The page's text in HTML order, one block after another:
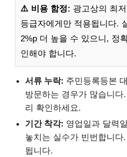
⚠️ 비용 함정: 광고상의 최
등급자에게만 적용됩니다.
2%p 더 높을 수 있으니, 정
인해야 합니다.
서류 누락: 주민등록등본
방문하는 경우가 많습니다
리 확인하세요.
기간 착각: 영업일과 달력
놓치는 실수가 빈번합니다
됩니다.